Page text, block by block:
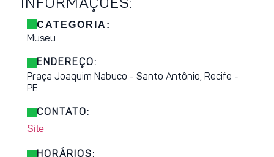
INFORMAÇÕES:
CATEGORIA:
Museu
ENDEREÇO:
Praça Joaquim Nabuco - Santo Antônio, Recife -
PE
CONTATO:
Site
HORÁRIOS: